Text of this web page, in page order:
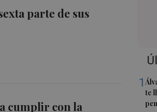
parte de sus
cumplir con la
1
te